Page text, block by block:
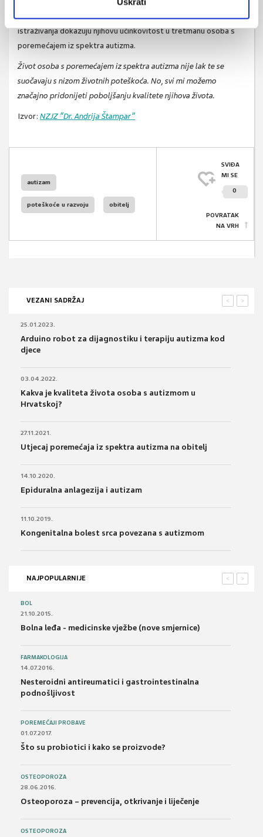
tehnologiji obilježeno posljednje desetljeće,a brojna
istraživanja dokazuju njihovu učinkovitost u tretmanu osoba s
poremećajem iz spektra autizma.
Život osoba s poremećajem iz spektra autizma nije lak te se
suočavaju s nizom životnih poteškoća. No, svi mi možemo
značajno pridonijeti poboljšanju kvalitete njihova života.
Izvor: NZJZ “Dr. Andrija Štampar”
autizam
poteškoće u razvoju obitelj
SVIĐA
MI SE
0
POVRATAK
NA VRH
VEZANI SADRŽAJ >
<
25.01.2023.
Arduino robot za dijagnostiku i terapiju autizma kod
djece
03.04.2022.
Kakva je kvaliteta života osoba s autizmom u
Hrvatskoj?
27.11.2021.
Utjecaj poremećaja iz spektra autizma na obitelj
14.10.2020.
Epiduralna anlagezija i autizam
11.10.2019.
Kongenitalna bolest srca povezana s autizmom
NAJPOPULARNIJE >
<
BOL
21.10.2015.
Bolna leđa - medicinske vježbe (nove smjernice)
FARMAKOLOGIJA
14.07.2016.
Nesteroidni antireumatici i gastrointestinalna
podnošljivost
POREMEĆAJI PROBAVE
01.07.2017.
Što su probiotici i kako se proizvode?
OSTEOPOROZA
28.06.2016.
Osteoporoza – prevencija, otkrivanje i liječenje
OSTEOPOROZA